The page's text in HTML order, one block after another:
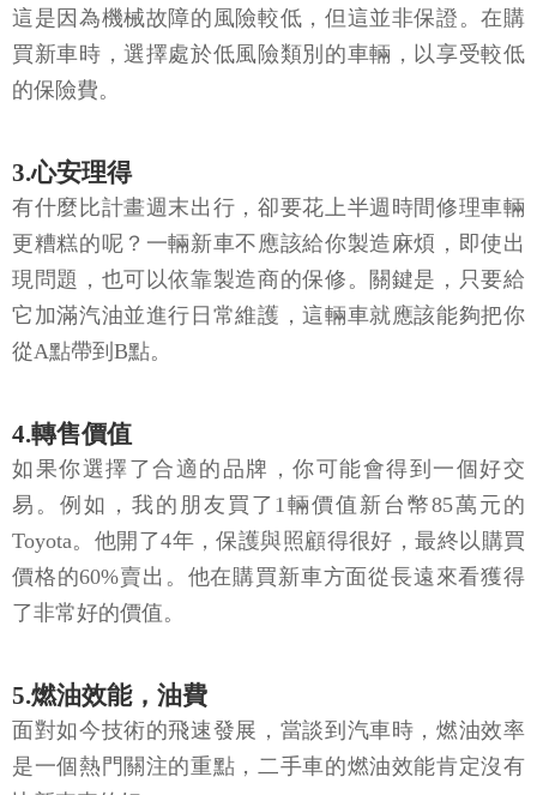
這是因為機械故障的風險較低，但這並非保證。在購
買新車時，選擇處於低風險類別的車輛，以享受較低
的保險費。
3.心安理得
有什麼比計畫週末出行，卻要花上半週時間修理車輛
更糟糕的呢？一輛新車不應該給你製造麻煩，即使出
現問題，也可以依靠製造商的保修。關鍵是，只要給
它加滿汽油並進行日常維護，這輛車就應該能夠把你
從A點帶到B點。
4.轉售價值
如果你選擇了合適的品牌，你可能會得到一個好交
易。例如，我的朋友買了1輛價值新台幣85萬元的
Toyota。他開了4年，保護與照顧得很好，最終以購買
價格的60%賣出。他在購買新車方面從長遠來看獲得
了非常好的價值。
5.燃油效能，油費
面對如今技術的飛速發展，當談到汽車時，燃油效率
是一個熱門關注的重點，二手車的燃油效能肯定沒有